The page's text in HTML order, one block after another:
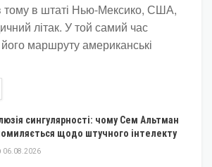
тому в штаті Нью-Мексико, США,
літак. У той самий час
його маршруту американські
сингулярності: чому Сем Альтман
щодо штучного інтелекту
06.08.2026